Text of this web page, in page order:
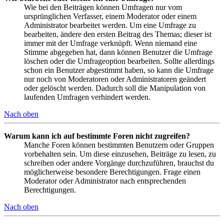
Wie bei den Beiträgen können Umfragen nur vom
ursprünglichen Verfasser, einem Moderator oder einem
Administrator bearbeitet werden. Um eine Umfrage zu
bearbeiten, ändere den ersten Beitrag des Themas; dieser ist
immer mit der Umfrage verknüpft. Wenn niemand eine
Stimme abgegeben hat, dann können Benutzer die Umfrage
löschen oder die Umfrageoption bearbeiten. Sollte allerdings
schon ein Benutzer abgestimmt haben, so kann die Umfrage
nur noch von Moderatoren oder Administratoren geändert
oder gelöscht werden. Dadurch soll die Manipulation von
laufenden Umfragen verhindert werden.
Nach oben
Warum kann ich auf bestimmte Foren nicht zugreifen?
Manche Foren können bestimmten Benutzern oder Gruppen
vorbehalten sein. Um diese einzusehen, Beiträge zu lesen, zu
schreiben oder andere Vorgänge durchzuführen, brauchst du
möglicherweise besondere Berechtigungen. Frage einen
Moderator oder Administrator nach entsprechenden
Berechtigungen.
Nach oben